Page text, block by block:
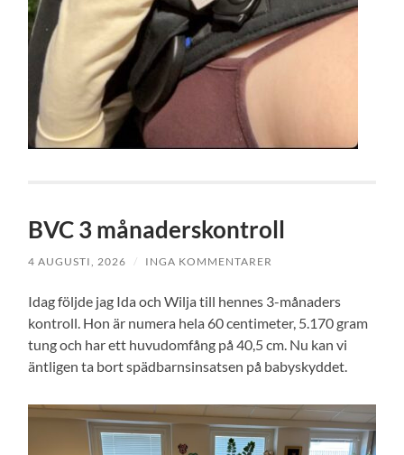
BVC 3 månaderskontroll
4 AUGUSTI, 2026 / INGA KOMMENTARER
Idag följde jag Ida och Wilja till hennes 3-månaders
kontroll. Hon är numera hela 60 centimeter, 5.170 gram
tung och har ett huvudomfång på 40,5 cm. Nu kan vi
äntligen ta bort spädbarnsinsatsen på babyskyddet.